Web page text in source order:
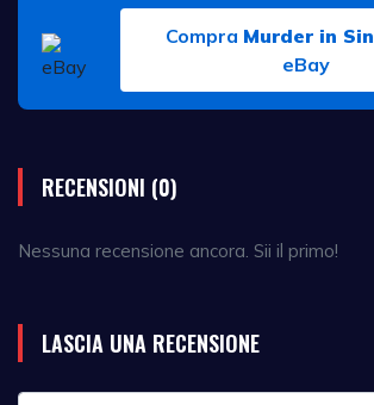
Compra Murder in
eBay
RECENSIONI (0)
Nessuna recensione ancora. Sii il primo!
LASCIA UNA RECENSIONE